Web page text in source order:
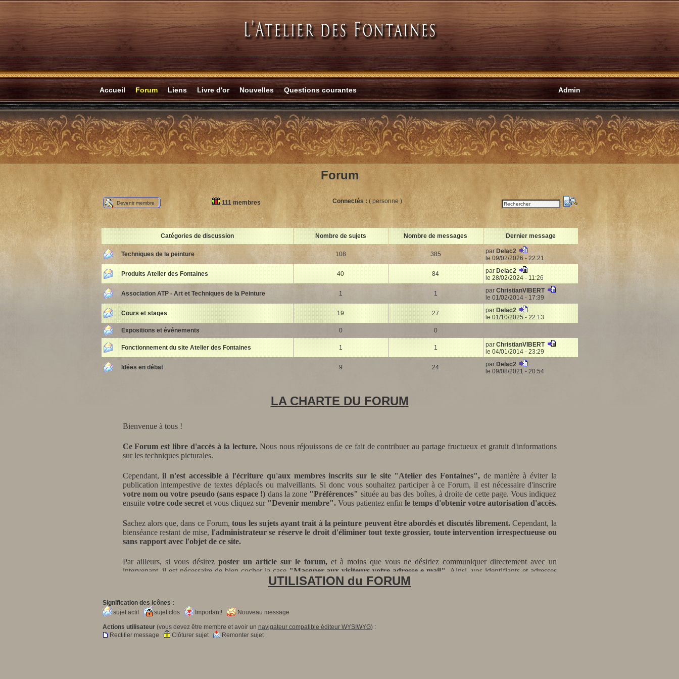
Admin
Accueil Forum Liens Livre d'or Nouvelles Questions courantes
Forum
Devenir membre 111 membres Connectés : ( personne )
Catégories de discussion Nombre de sujets Nombre de messages Dernier message
Techniques de la peinture 108 385 par Delac2
le 09/02/2026 - 22:21
Produits Atelier des Fontaines 40 84 parDelac2
le 28/02/2024 - 11:26
Association ATP - Art et Techniques de la Peinture 1 1 par ChristianVIBERT
le 01/02/2014 - 17:39
Cours et stages 19 27 parDelac2
le 01/10/2025 - 22:13
Expositions et événements
0 0
Fonctionnement du site Atelier des Fontaines 1 1 parChristianVIBERT
le 04/01/2014 - 23:29
Idées en débat 9 24 par Delac2
le 09/08/2021 - 20:54
LA CHARTE DU FORUM
Bienvenue à tous !
Ce Forum est libre d'accès à la lecture.Nous nous réjouissons de ce fait de contribuer au partage fructueux et gratuit d'informations
sur les techniques picturales.
Cependant,il n'est accessible à l'écriture qu'aux membres inscrits sur le site "Atelier des Fontaines",de manière à éviter la
publication intempestive de textes déplacés ou malveillants. Si donc vous souhaitez participer à ce Forum, il est nécessaire d'inscrire
votre nom ou votre pseudo (sans espace !) dans la zone "Préférences" située au bas des boîtes, à droite de cette page. Vous indiquez
ensuite votre code secretet vous cliquez sur "Devenir membre". Vous patientez enfin le temps d'obtenir votre autorisation d'accès.
Sachez alors que, dans ce Forum,tous les sujets ayant trait à la peinture peuvent être abordés et discutés librement.Cependant, la
bienséance restant de mise, l'administrateur se réserve le droit d'éliminer tout texte grossier, toute intervention irrespectueuse ou
sans rapport avec l'objet de ce site.
Par ailleurs, si vous désirez poster un article sur le forum,et à moins que vous ne désiriez communiquer directement avec un
intervenant, il est nécessaire de bien cocher la case "Masquer aux visiteurs votre adresse e-mail" . Ainsi, vos identifiants et adresses
mail seront totalement protégés et nul ne pourra y avoir accès hormis vous-même.
Bons échanges !
A noter qu'il peut éventuellement être nécessaire de
UTILISATION du FORUM
Signification des icônes :
sujet actif
sujet clos Important! Nouveau message
Actions utilisateur(vous devez être membre et avoir un navigateur compatible éditeur WYSIWYG) :
Rectifier message
Clôturer sujet Remonter sujet